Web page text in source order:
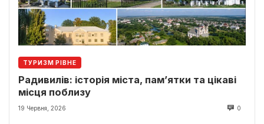
ТУРИЗМ РІВНЕ
Радивилів: історія міста, пам’ятки та цікаві
місця поблизу
19 Червня, 2026 0